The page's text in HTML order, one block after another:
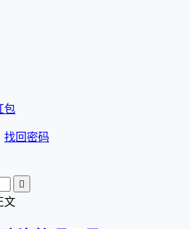
包
找回密码

文